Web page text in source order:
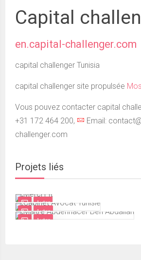
Capital
en.capital-challenger.com
capital challenger Tunisia
capital challenger site propulsée
Vous pouvez contacter capital
+31 172 464 200,
Email:
challenger.com
Projets liés
Autre
Autre
Autre